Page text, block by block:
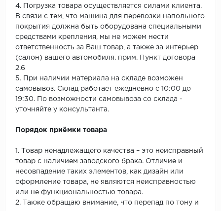
4. Погрузка товара осуществляется силами клиента.
В связи с тем, что машина для перевозки напольного
покрытия должна быть оборудована специальными
средствами крепления, мы не можем нести
ответственность за Ваш товар, а также за интерьер
(салон) вашего автомобиля. прим. Пункт договора
2.6
5. При наличии материала на складе возможен
самовывоз. Склад работает ежедневно с 10:00 до
19:30. По возможности самовывоза со склада -
уточняйте у консультанта.
Порядок приёмки товара
1. Товар ненадлежащего качества – это неисправный
товар с наличием заводского брака. Отличие и
несовпадение таких элементов, как дизайн или
оформление товара, не являются неисправностью
или не функциональностью товара.
2. Также обращаю внимание, что перепад по тону и